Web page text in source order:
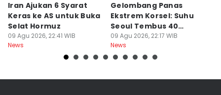
Iran Ajukan 6 Syarat
Keras ke AS untuk Buka
Selat Hormuz
09 Agu 2026, 22:41 WIB
News
Gelombang Panas
Ekstrem Korsel: Suhu
Seoul Tembus 40
Derajat Celcius
09 Agu 2026, 22:17 WIB
News